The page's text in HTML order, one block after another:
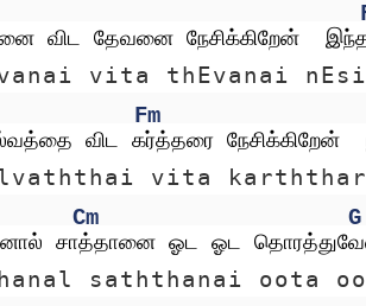
விட தேவனை நேசிக்கிறேன்
vita thEvanai
Fm
விட கர்த்தரை நேசிக்கிறேன்
vita
Cm
G
சாத்தானை ஓட ஓட
saththanai oota